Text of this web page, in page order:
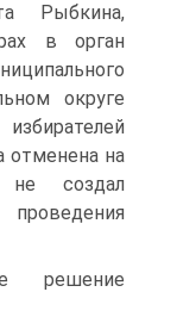
Рыбкина,
в орган
округе
отменена на
создал
решение